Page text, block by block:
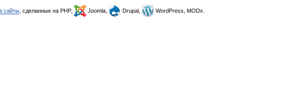
сайты , сделанные на PHP, Joomla, Drupal, WordPress, MODx.